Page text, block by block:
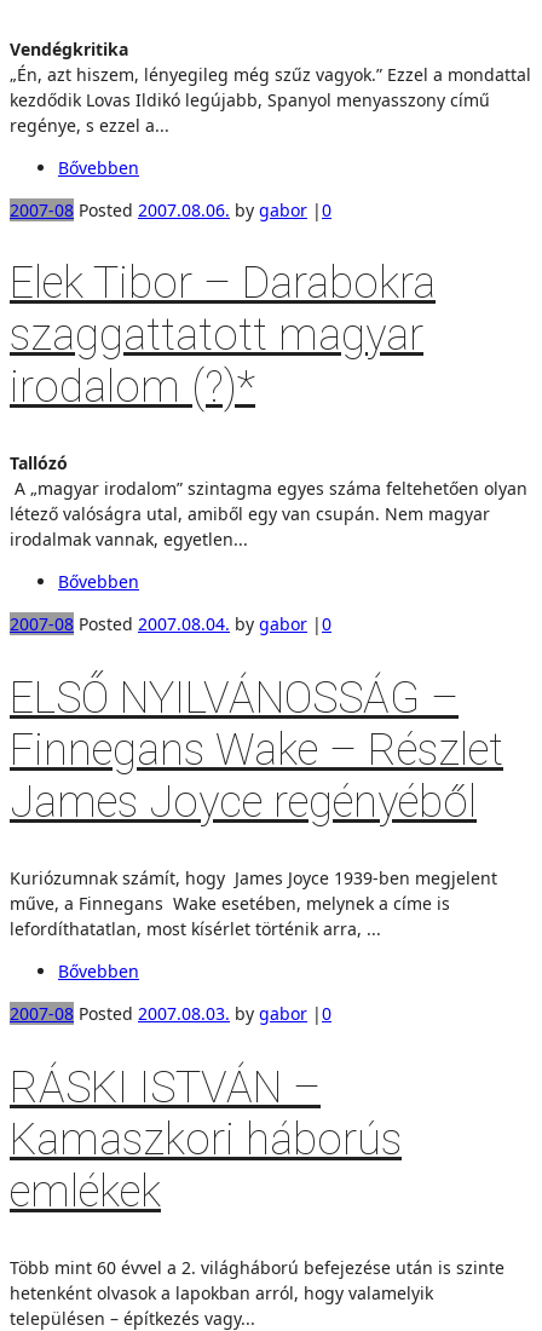
Vendégkritika
„Én, azt hiszem, lényegileg még szűz vagyok.” Ezzel a mondattal
kezdődik Lovas Ildikó legújabb, Spanyol menyasszony című
regénye, s ezzel a...
Bővebben
2007-08 Posted 2007.08.06. by gabor |0
Elek Tibor – Darabokra
szaggattatott magyar
irodalom (?)*
Tallózó
A „magyar irodalom” szintagma egyes száma feltehetően olyan
létező valóságra utal, amiből egy van csupán. Nem magyar
irodalmak vannak, egyetlen...
Bővebben
2007-08 Posted 2007.08.04. by gabor |0
ELSŐ NYILVÁNOSSÁG –
Finnegans Wake – Részlet
James Joyce regényéből
Kuriózumnak számít, hogy James Joyce 1939-ben megjelent
műve, a Finnegans Wake esetében, melynek a címe is
lefordíthatatlan, most kísérlet történik arra, ...
Bővebben
2007-08 Posted 2007.08.03. by gabor |0
RÁSKI ISTVÁN –
Kamaszkori háborús
emlékek
Több mint 60 évvel a 2. világháború befejezése után is szinte
hetenként olvasok a lapokban arról, hogy valamelyik
településen – építkezés vagy...